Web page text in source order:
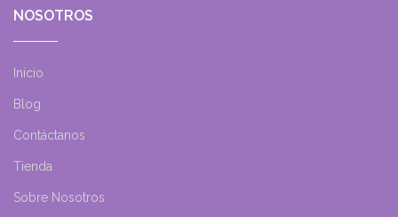
NOSOTROS
Inicio
Blog
Contáctanos
Tienda
Sobre Nosotros